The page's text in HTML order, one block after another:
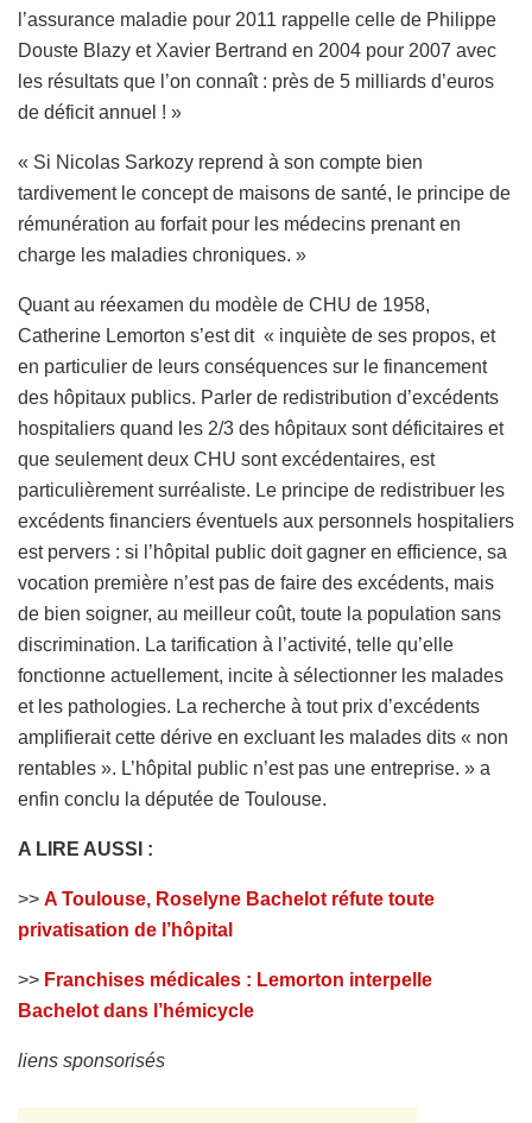
l’assurance maladie pour 2011 rappelle celle de Philippe
Douste Blazy et Xavier Bertrand en 2004 pour 2007 avec
les résultats que l’on connaît : près de 5 milliards d’euros
de déficit annuel ! »
« Si Nicolas Sarkozy reprend à son compte bien
tardivement le concept de maisons de santé, le principe de
rémunération au forfait pour les médecins prenant en
charge les maladies chroniques. »
Quant au réexamen du modèle de CHU de 1958,
Catherine Lemorton s’est dit « inquiète de ses propos, et
en particulier de leurs conséquences sur le financement
des hôpitaux publics. Parler de redistribution d’excédents
hospitaliers quand les 2/3 des hôpitaux sont déficitaires et
que seulement deux CHU sont excédentaires, est
particulièrement surréaliste. Le principe de redistribuer les
excédents financiers éventuels aux personnels hospitaliers
est pervers : si l’hôpital public doit gagner en efficience, sa
vocation première n’est pas de faire des excédents, mais
de bien soigner, au meilleur coût, toute la population sans
discrimination. La tarification à l’activité, telle qu’elle
fonctionne actuellement, incite à sélectionner les malades
et les pathologies. La recherche à tout prix d’excédents
amplifierait cette dérive en excluant les malades dits « non
rentables ». L’hôpital public n’est pas une entreprise. » a
enfin conclu la députée de Toulouse.
A LIRE AUSSI :
>> A Toulouse, Roselyne Bachelot réfute toute
privatisation de l’hôpital
>> Franchises médicales : Lemorton interpelle
Bachelot dans l’hémicycle
liens sponsorisés